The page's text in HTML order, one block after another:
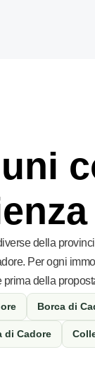
della
Per ogni
della
Borca di
di Cadore